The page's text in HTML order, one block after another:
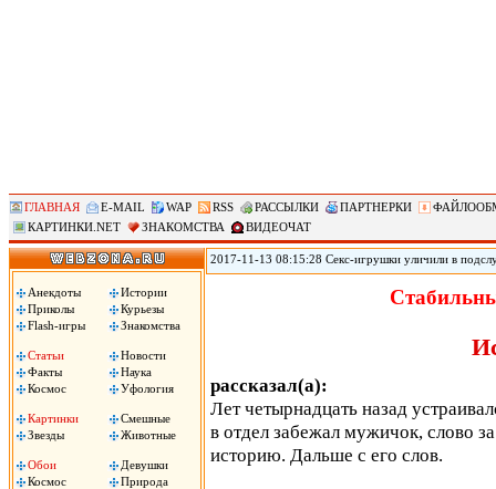
ГЛАВНАЯ E-MAIL WAP RSS РАССЫЛКИ ПАРТНЕРКИ
КАРТИНКИ.NET
ЗНАКОМСТВА ВИДЕОЧАТ
Анекдоты
Истории
Приколы
Курьезы
Flash-игры
Знакомства
Статьи
Новости
Факты
Наука
Космос
Уфология
Картинки
Смешные
Звезды
Животные
Обои
Девушки
Космос
Природа
2017-11-13 08:15:28 Секс-игрушки уличили в
позволяет удаленно контролировать секс-игрушки,
затем сохраняло в памяти телефона. .
рассказал(а):
Лет четырнадцать назад
в отдел забежал мужичок, слово
историю. Дальше с его слов.